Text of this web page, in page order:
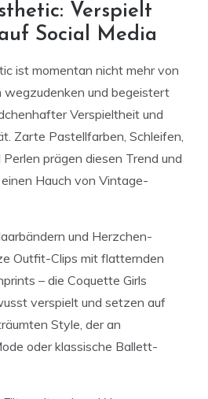
Verspielt
Social Media
ist momentan nicht mehr von
wegzudenken und begeistert
Verspieltheit und
Zarte Pastellfarben, Schleifen,
prägen diesen Trend und
Hauch von Vintage-
und Herzchen-
Outfit-Clips mit flatternden
– die Coquette Girls
verspielt und setzen auf
Style, der an
oder klassische Ballett-